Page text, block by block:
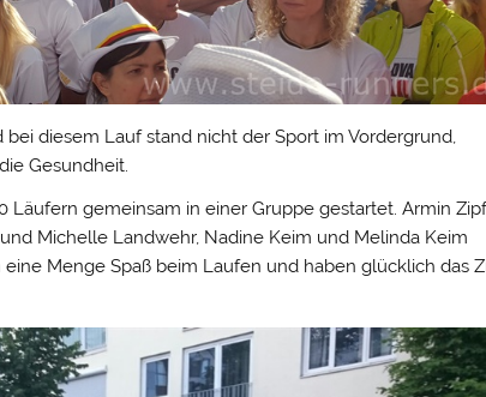
bei diesem Lauf stand nicht der Sport im Vordergrund,
Gesundheit.
Läufern gemeinsam in einer Gruppe gestartet. Armin
Michelle Landwehr, Nadine Keim und Melinda Keim
Menge Spaß beim Laufen und haben glücklich das